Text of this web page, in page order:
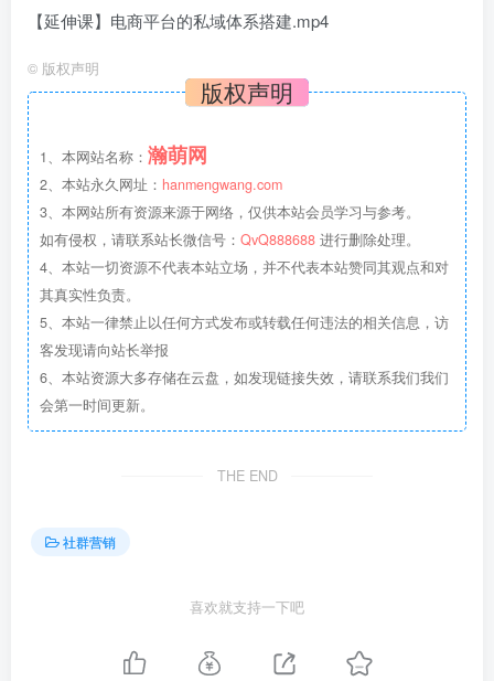
【延伸课】电商平台的私域体系搭建.mp4
© 版权声明
版权声明
1、本网站名称： 瀚萌网
2、本站永久网址： hanmengwang.com
3、本网站所有资源来源于网络，仅供本站会员学习与参考。
如有侵权，请联系站长微信号： QvQ888688 进行删除处理。
4、本站一切资源不代表本站立场，并不代表本站赞同其观点和对
其真实性负责。
5、本站一律禁止以任何方式发布或转载任何违法的相关信息，访
客发现请向站长举报
6、本站资源大多存储在云盘，如发现链接失效，请联系我们我们
会第一时间更新。
THE END
社群营销
喜欢就支持一下吧